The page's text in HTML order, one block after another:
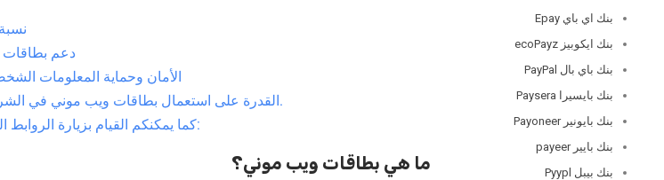
دعم
الأمان وحماية المعلومات
القدرة على استعمال بطاقات ويب موني في الشراء والدفع المحلي والدولي.
كما يمكنكم القيام بزيارة الروابط التالية للمزيد من المعلومات:
ما هي بطاقات ويب موني؟
بنك اي باي Epay
بنك ايكوبيز ecoPayz
بنك باي بال PayPal
بنك بايسيرا Paysera
بنك بايونير Payoneer
بنك بايير payeer
بنك بيبل Pyypl